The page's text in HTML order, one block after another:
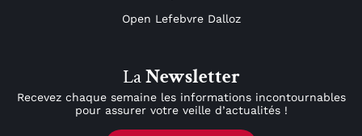
Open Lefebvre Dalloz
LaNewsletter
Recevez chaque semaine les informations incontournables
pour assurer votre veille d’actualités !